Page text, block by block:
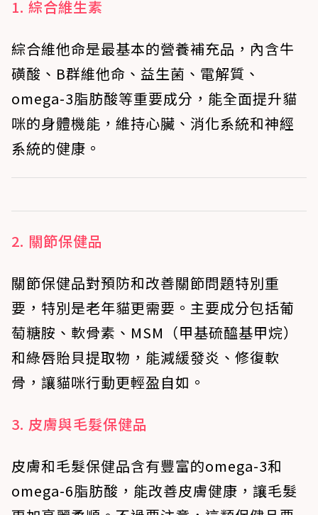
1. 綜合維生素
綜合維他命是最基本的營養補充品，內含牛
磺酸、B群維他命、益生菌、電解質、
omega-3脂肪酸等重要成分，能全面提升貓
咪的身體機能，維持心臟、消化系統和神經
系統的健康。
2. 關節保健品
關節保健品對預防和改善關節問題特別重
要，特別是老年貓更需要。主要成分包括葡
萄糖胺、軟骨素、MSM（甲基硫醯基甲烷）
和綠唇貽貝提取物，能減緩發炎、修復軟
骨，讓貓咪行動更輕盈自如。
3. 皮膚與毛髮保健品
皮膚和毛髮保健品含有豐富的omega-3和
omega-6脂肪酸，能改善皮膚健康，讓毛髮